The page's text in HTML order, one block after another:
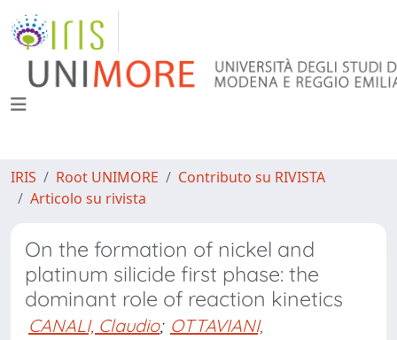
IRIS Root UNIMORE
Contributo su RIVISTA
Articolo su rivista
On the formation of nickel and
platinum silicide first phase: the
dominant role of reaction kinetics
CANALI, Claudio; OTTAVIANI,